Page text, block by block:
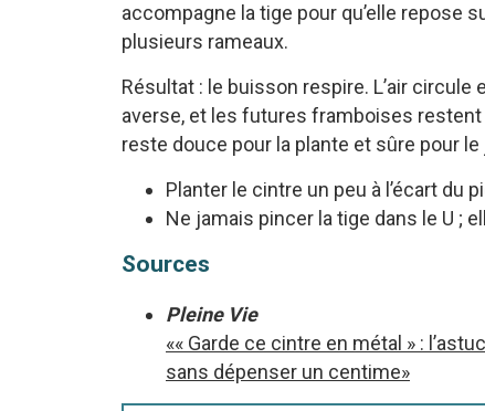
accompagne la tige pour qu’elle repose
plusieurs rameaux.
Résultat : le buisson respire. L’air
averse, et les futures framboises
reste douce pour la plante et sûre pour
Planter le cintre un peu à l’écart du
Ne jamais pincer la tige dans le U ;
Sources
Pleine Vie
«« Garde ce cintre en métal » :
sans dépenser un centime»